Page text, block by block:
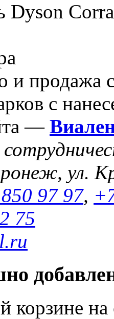
Dyson
и продажа
с
—
ул.
97 97,
75
корзине